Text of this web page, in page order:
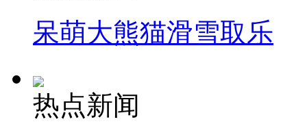
呆萌大熊猫滑雪取乐
热点新闻